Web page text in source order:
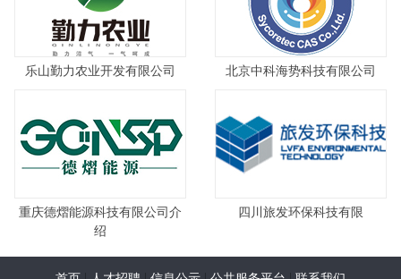
乐山勤力农业开发有限公司 北京中科海势科技有限公司
重庆德熠能源科技有限公司介
绍
四川旅发环保科技有限